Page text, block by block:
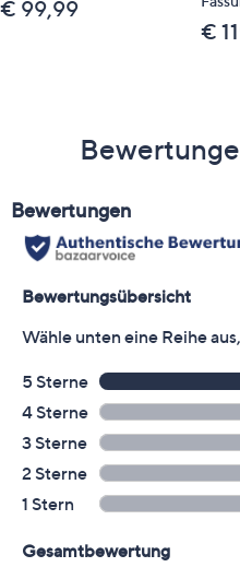
€ 99,99
€